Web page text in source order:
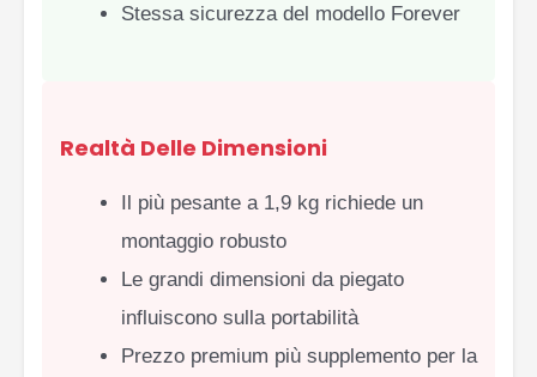
Stessa sicurezza del modello Forever
Realtà Delle Dimensioni
Il più pesante a 1,9 kg richiede un
montaggio robusto
Le grandi dimensioni da piegato
influiscono sulla portabilità
Prezzo premium più supplemento per la